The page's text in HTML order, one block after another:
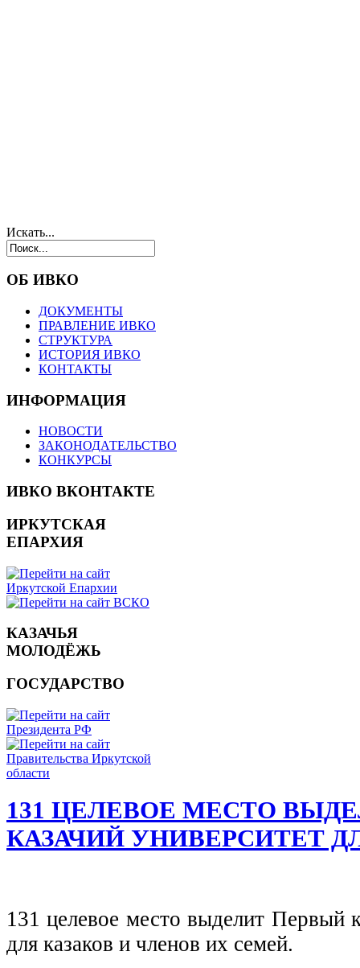
Искать...
ОБ ИВКО
ДОКУМЕНТЫ
ПРАВЛЕНИЕ ИВКО
СТРУКТУРА
ИСТОРИЯ ИВКО
КОНТАКТЫ
ИНФОРМАЦИЯ
НОВОСТИ
ЗАКОНОДАТЕЛЬСТВО
КОНКУРСЫ
ИВКО ВКОНТАКТЕ
ИРКУТСКАЯ
ЕПАРХИЯ
КАЗАЧЬЯ
МОЛОДЁЖЬ
ГОСУДАРСТВО
131 ЦЕЛЕВОЕ МЕСТО
КАЗАЧИЙ УНИВЕРСИТЕТ
131 целевое место выделит Первый
для казаков и членов их семей.